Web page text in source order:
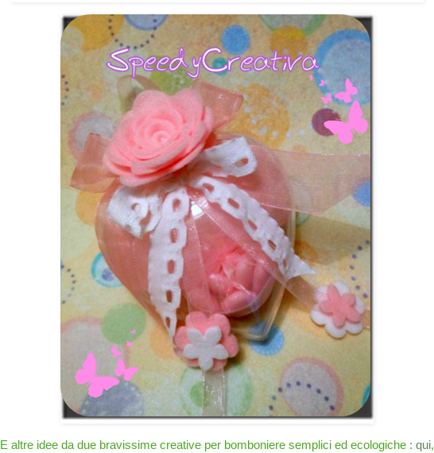
E altre idee da due bravissime creative per bomboniere semplici ed ecologiche : qui,